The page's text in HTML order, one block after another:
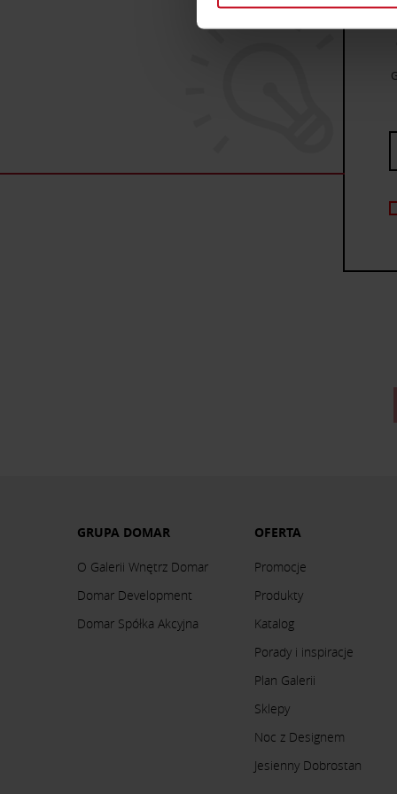
Wykorzystujemy pliki
ruch w naszej witrynie.
reklamowym i
GRUPA DOMAR
O Galerii Wnętrz Domar
Domar Development
Domar Spółka Akcyjna
OFERTA
Promocje
Produkty
Katalog
Porady i inspiracje
Plan Galerii
Sklepy
Noc z Designem
Jesienny Dobrostan